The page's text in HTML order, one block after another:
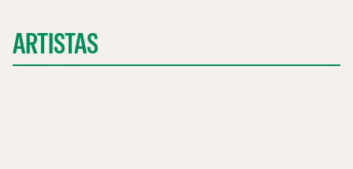
ARTISTAS